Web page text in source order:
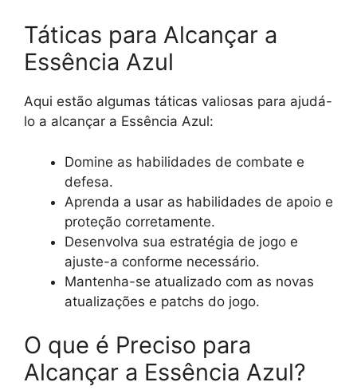
Táticas para Alcançar a
Essência Azul
Aqui estão algumas táticas valiosas para ajudá-
lo a alcançar a Essência Azul:
Domine as habilidades de combate e
defesa.
Aprenda a usar as habilidades de apoio e
proteção corretamente.
Desenvolva sua estratégia de jogo e
ajuste-a conforme necessário.
Mantenha-se atualizado com as novas
atualizações e patchs do jogo.
O que é Preciso para
Alcançar a Essência Azul?